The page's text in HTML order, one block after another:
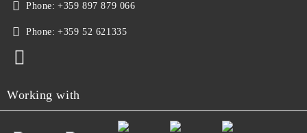
Phone: +359 897 879 066
Phone: +359 52 621335
Working with